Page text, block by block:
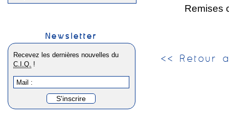
Newsletter
Recevez les dernières nouvelles du
C.I.Q. !
Mail :
Remises
<< Retour